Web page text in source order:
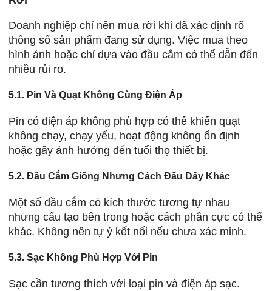
Doanh nghiệp chỉ nên mua rời khi đã xác định rõ
thông số sản phẩm đang sử dụng. Việc mua theo
hình ảnh hoặc chỉ dựa vào đầu cắm có thể dẫn đến
nhiều rủi ro.
5.1. Pin Và Quạt Không Cùng Điện Áp
Pin có điện áp không phù hợp có thể khiến quạt
không chạy, chạy yếu, hoạt động không ổn định
hoặc gây ảnh hưởng đến tuổi thọ thiết bị.
5.2. Đầu Cắm Giống Nhưng Cách Đấu Dây Khác
Một số đầu cắm có kích thước tương tự nhau
nhưng cấu tạo bên trong hoặc cách phân cực có thể
khác. Không nên tự ý kết nối nếu chưa xác minh.
5.3. Sạc Không Phù Hợp Với Pin
Sạc cần tương thích với loại pin và điện áp sạc.